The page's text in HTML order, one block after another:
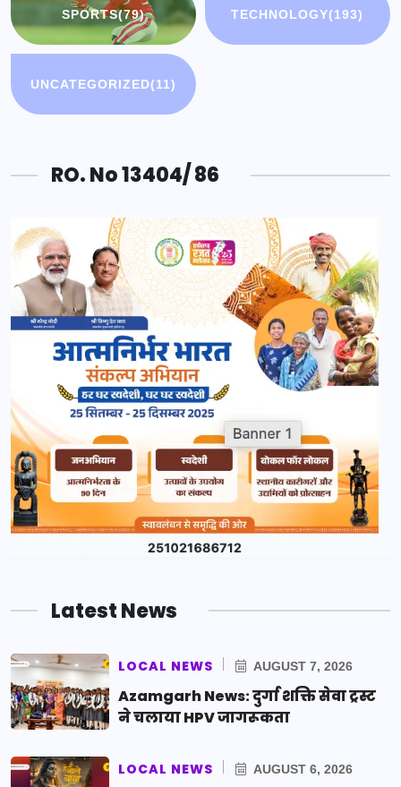
SPORTS(79) TECHNOLOGY(193)
UNCATEGORIZED(11)
RO. No 13404/ 86
Latest News
LOCAL NEWS AUGUST 7, 2026
Azamgarh News: दुर्गा शक्ति सेवा ट्रस्ट
ने चलाया HPV जागरूकता
LOCAL NEWS AUGUST 6, 2026